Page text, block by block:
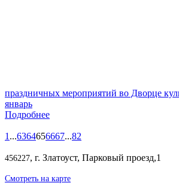
праздничных мероприятий во Дворце
январь
Подробнее
1 ...6364656667...82
456227, г. Златоуст, Парковый проезд,1
Смотреть на карте